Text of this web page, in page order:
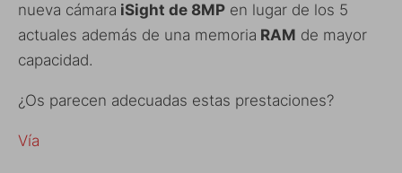
nueva cámara iSight de 8MP en lugar de los 5
actuales además de una memoria RAM de mayor
capacidad.
¿Os parecen adecuadas estas prestaciones?
Vía